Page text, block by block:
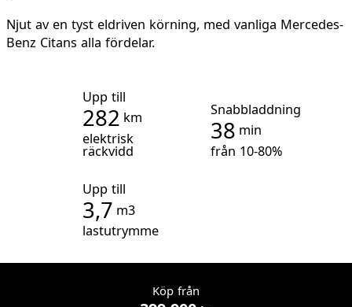
Njut av en tyst eldriven körning, med vanliga Mercedes-
Benz Citans alla fördelar.
Upp till
282 km
elektrisk
räckvidd
Snabbladdning
38 min
från 10-80%
Upp till
3,7 m3
lastutrymme
Köp från